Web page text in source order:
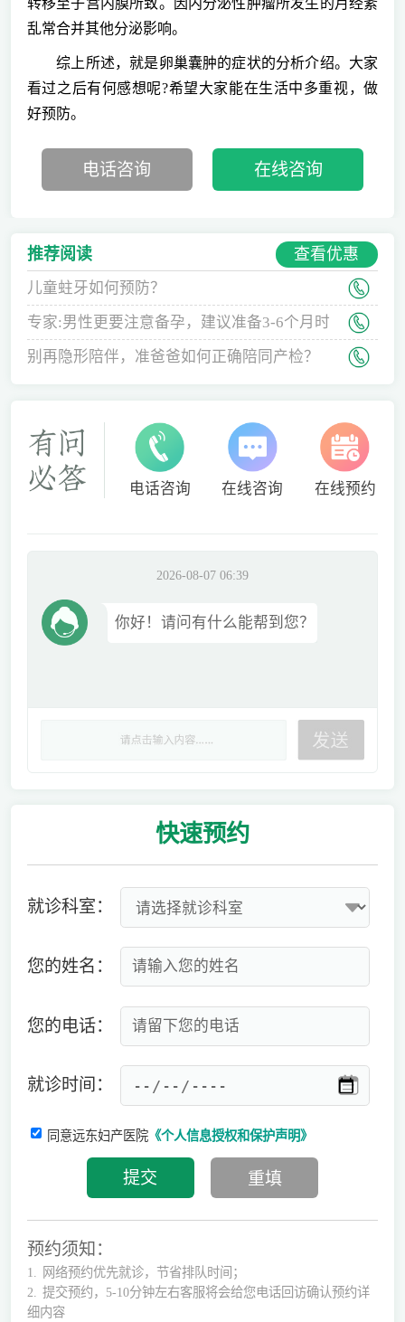
乱常合并其他分泌影响。
综上所述，就是卵巢囊肿的症状的分析介绍。大家
看过之后有何感想呢?希望大家能在生活中多重视，做
好预防。
电话咨询 在线咨询
推荐阅读 查看优惠
儿童蛀牙如何预防？
专家:男性更要注意备孕，建议准备3-6个月时
间
别再隐形陪伴，准爸爸如何正确陪同产检？
电话咨询 在线咨询 在线预约
2026-08-07 06:39
你好！请问有什么能帮到您？
快速预约
就诊科室：
您的姓名：
您的电话：
就诊时间：
同意远东妇产医院《个人信息授权和保护声明》
预约须知：
1.
网络预约优先就诊，节省排队时间；
2.
提交预约，5-10分钟左右客服将会给您电话回访确认预约详
细内容